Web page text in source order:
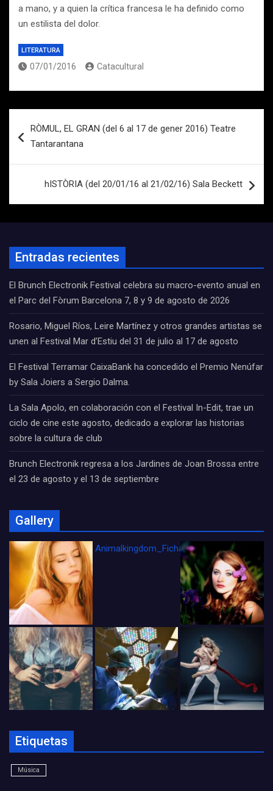
a mano, y a quien la crítica francesa le ha definido como
un estilista del dolor.
LITERATURA
07/01/2016 Catacultural
de
RÒMUL, EL GRAN (del 6 al 17 de gener 2016) Teatre
Tantarantana
hISTÒRIA (del 20/01/16 al 21/02/16) Sala Beckett
Entradas recientes
El Brunch Electronik Festival celebra su macro-evento anual en
el Parc del Fòrum Barcelona 7, 8 y 9 de agosto de 2026
Rosario, Miguel Ríos, Leire Martínez y otros grandes artistas se
unen al Festival Mar d’Estiu del 31 de julio al 17 de agosto
El Festival Terramar CaixaBank ha concedido el Premio Nenúfar
by Sala Joiers a Sergio Dalma.
La Sala Apolo, en colaboración con el Festival In-Edit, trae un
ciclo de cine este agosto, dedicado a explorar las historias
sobre la cultura de club
Brunch Electronik regresa a los Jardines de Joan Brossa entre
el 23 de agosto y el 13 de septiembre
Gallery
Animalkingdom_FichaCine
Etiquetas
Música